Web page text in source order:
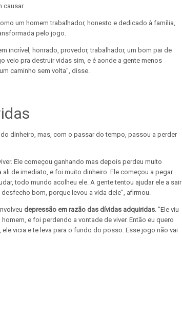
causar.
um homem trabalhador, honesto e dedicado à família,
pelo jogo.
incrível, honrado, provedor, trabalhador, um bom pai de
veio pra destruir vidas sim, e é aonde a gente menos
caminho sem volta", disse.
dinheiro, mas, com o passar do tempo, passou a perder
Ele começou ganhando mas depois perdeu muito
de imediato, e foi muito dinheiro. Ele começou a pegar
todo mundo acolheu ele. A gente tentou ajudar ele a sair
bom, porque levou a vida dele", afirmou.
depressão em razão das dívidas adquiridas . "Ele viu
e foi perdendo a vontade de viver. Então eu quero
vicia e te leva para o fundo do posso. Esse jogo não vai